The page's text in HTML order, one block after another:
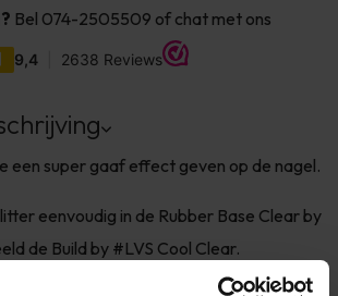
Bel 074-2505509 of chat met ons
een super gaaf effect geven op de nagel.
eenvoudig in de Rubber Base Clear by
de Build by #LVS Cool Clear.